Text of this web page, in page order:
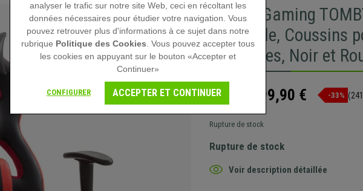
Chaise Gaming
Inclinable, Coussins
Cervicales, Noir et
299,90 € 199,90 € -33%
Rupture de stock
Rupture de stock
Voir description détaillée
analyser le trafic sur notre site Web, ceci en récoltant les
données nécessaires pour étudier votre navigation. Vous
pouvez retrouver plus d'informations à ce sujet dans notre
rubrique Politique des Cookies . Vous pouvez accepter tous
les cookies en appuyant sur le bouton «Accepter et
Continuer»
CONFIGURER ACCEPTER ET CONTINUER